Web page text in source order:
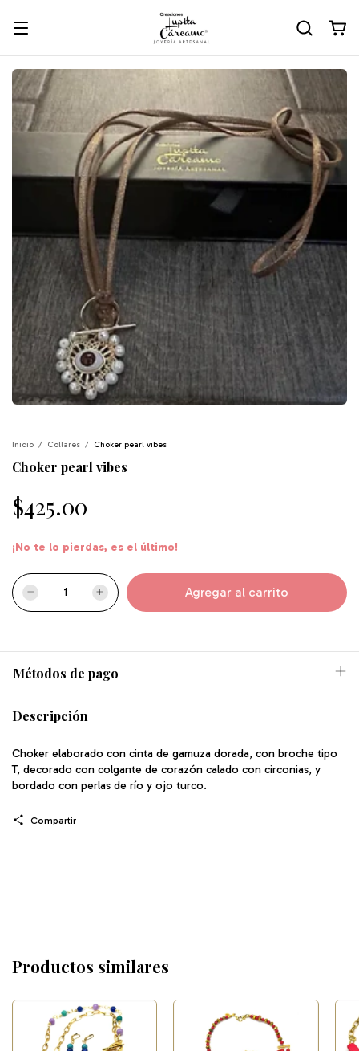
Inicio / Collares / Choker pearl vibes
Choker pearl vibes
$425.00
¡No te lo pierdas, es el último!
Métodos de pago
Descripción
Choker elaborado con cinta de gamuza dorada, con broche tipo
T, decorado con colgante de corazón calado con circonias, y
bordado con perlas de río y ojo turco.
Compartir
Productos similares